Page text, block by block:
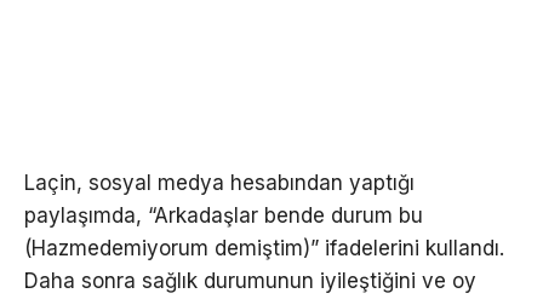
Laçin, sosyal medya hesabından yaptığı
paylaşımda, “Arkadaşlar bende durum bu
(Hazmedemiyorum demiştim)” ifadelerini kullandı.
Daha sonra sağlık durumunun iyileştiğini ve oy